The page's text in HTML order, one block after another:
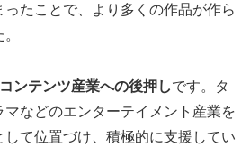
たことで、より多くの作品が作ら
ンテンツ産業への後押しです。タ
などのエンターテイメント産業を
して位置づけ、積極的に支援してい